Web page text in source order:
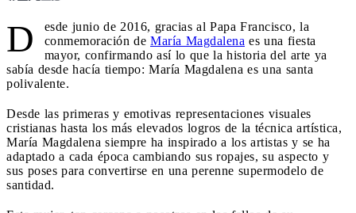
D
esde junio de 2016, gracias al Papa Francisco, la
conmemoración de María Magdalena es una fiesta
mayor, confirmando así lo que la historia del arte ya
sabía desde hacía tiempo: María Magdalena es una santa
polivalente.
Desde las primeras y emotivas representaciones visuales
cristianas hasta los más elevados logros de la técnica artística,
María Magdalena siempre ha inspirado a los artistas y se ha
adaptado a cada época cambiando sus ropajes, su aspecto y
sus poses para convertirse en una perenne supermodelo de
santidad.